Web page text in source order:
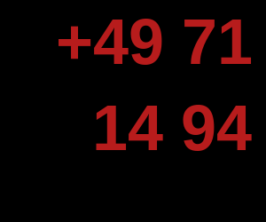
+49
14 94